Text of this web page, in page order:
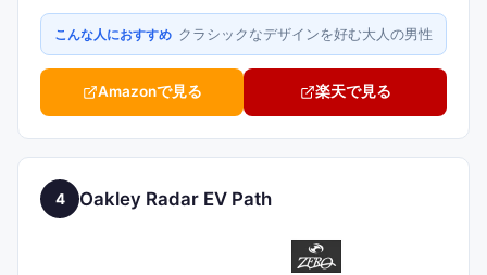
こんな人におすすめ クラシックなデザインを好む大人の男性
Amazonで見る 楽天で見る
4 Oakley Radar EV Path